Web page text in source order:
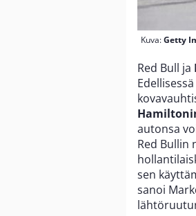
Kuva:Getty
Red Bull ja
autonsa
Red Bullin
sen
sanoi